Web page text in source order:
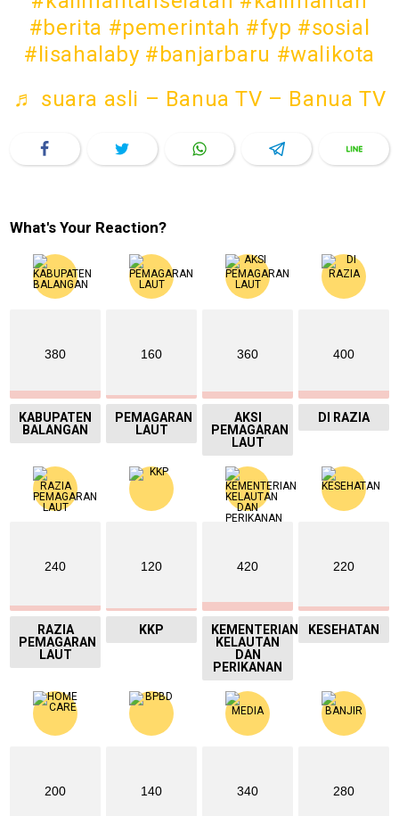
#berita #pemerintah #fyp #sosial
#lisahalaby #banjarbaru #walikota
♬ suara asli – Banua TV – Banua TV
What's Your Reaction?
380
KABUPATEN
BALANGAN
160
PEMAGARAN
LAUT
360
AKSI
PEMAGARAN
LAUT
400
DI RAZIA
240
RAZIA
PEMAGARAN
LAUT
120
KKP
420
KEMENTERIAN
KELAUTAN
DAN
PERIKANAN
220
KESEHATAN
200 140 340 280